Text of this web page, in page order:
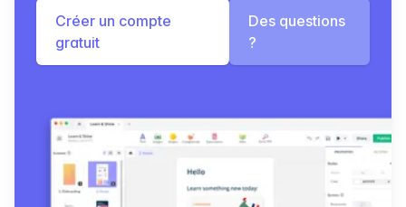
Créer un compte
gratuit
Des questions
?